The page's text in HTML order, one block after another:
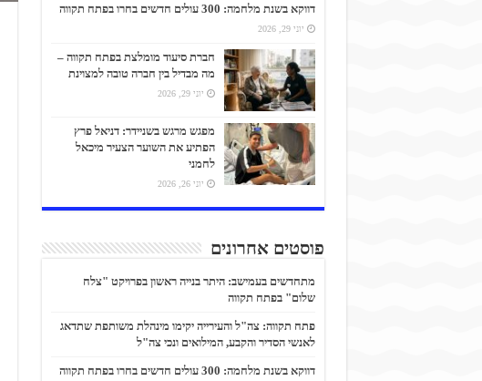
דווקא בשנת מלחמה: 300 עולים חדשים בחרו בפתח תקווה
יוני 29, 2026
חברת סיעוד מומלצת בפתח תקווה –
מה מבדיל בין חברה טובה למצוינת
יוני 29, 2026
מפגש מרגש בשניידר: דניאל פרץ
הפתיע את השוער הצעיר מיכאל
לחמני
יוני 26, 2026
פוסטים אחרונים
מתחדשים בעמישב: היתר בנייה ראשון בפרויקט "צלח
שלום" בפתח תקווה
פתח תקווה: צה"ל והעירייה יקימו מינהלת משותפת שתדאג
לאנשי הסדיר והקבע, המילואים ונכי צה"ל
דווקא בשנת מלחמה: 300 עולים חדשים בחרו בפתח תקווה